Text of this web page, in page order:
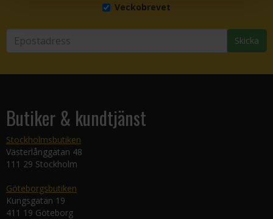
Veckobrevet
Skicka
Butiker & kundtjänst
Stockholmsbutiken
Västerlånggatan 48
111 29 Stockholm
Göteborgsbutiken
Kungsgatan 19
411 19 Göteborg